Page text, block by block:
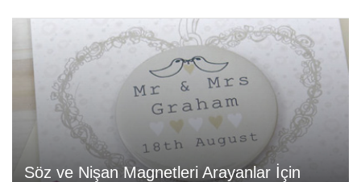
Söz ve Nişan Magnetleri Arayanlar İçin